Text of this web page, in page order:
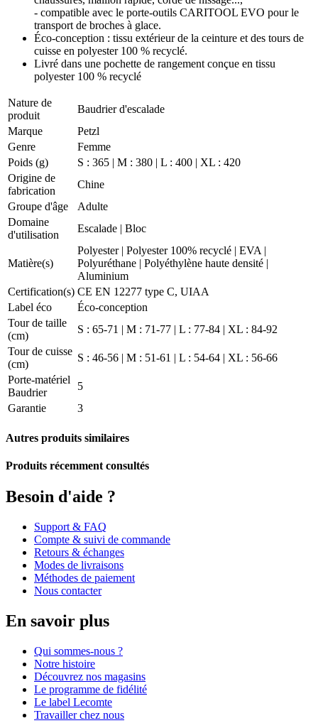
- compatible avec le porte-outils CARITOOL EVO pour le
transport de broches à glace.
Éco-conception : tissu extérieur de la ceinture et des tours de
cuisse en polyester 100 % recyclé.
Livré dans une pochette de rangement conçue en tissu
polyester 100 % recyclé
Nature de
produit
Baudrier d'escalade
Marque
Petzl
Genre
Femme
Poids (g)
S : 365 | M : 380 | L : 400 | XL : 420
Origine de
fabrication
Chine
Groupe d'âge
Adulte
Domaine
d'utilisation
Escalade | Bloc
Matière(s)
Polyester | Polyester 100% recyclé | EVA |
Polyuréthane | Polyéthylène haute densité |
Aluminium
Certification(s) CE EN 12277 type C, UIAA
Label éco
Éco-conception
Tour de taille
(cm)
S : 65-71 | M : 71-77 | L : 77-84 | XL : 84-92
Tour de cuisse
(cm)
S : 46-56 | M : 51-61 | L : 54-64 | XL : 56-66
Porte-matériel
Baudrier
5
Garantie
3
Autres produits similaires
Produits récemment consultés
Besoin d'aide ?
Support & FAQ
Compte & suivi de commande
Retours & échanges
Modes de livraisons
Méthodes de paiement
Nous contacter
En savoir plus
Qui sommes-nous ?
Notre histoire
Découvrez nos magasins
Le programme de fidélité
Le label Lecomte
Travailler chez nous